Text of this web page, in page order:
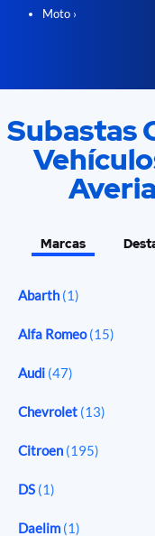
Moto ›
Subastas
Marcas
Abarth (1)
Alfa Romeo(15)
Audi (47)
Chevrolet (13)
Citroen (195)
DS (1)
Daelim (1)